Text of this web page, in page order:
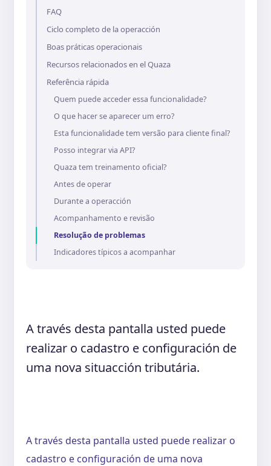
A través desta pantalla usted puede
realizar o cadastro e configuración de
uma nova situacción tributária.
A través desta pantalla usted puede realizar o
cadastro e configuración de uma nova
FAQ
Ciclo completo de la operacción
Boas práticas operacionais
Recursos relacionados en el Quaza
Referência rápida
Quem puede acceder essa funcionalidade?
O que hacer se aparecer um erro?
Esta funcionalidade tem versão para cliente final?
Posso integrar via API?
Quaza tem treinamento oficial?
Antes de operar
Durante a operacción
Acompanhamento e revisão
Resolução de problemas
Indicadores típicos a acompanhar